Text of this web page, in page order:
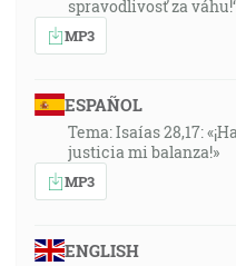
spravodlivosť za
MP3
ESPAÑOL
Tema: Isaías 28,17:
justicia mi balanza!»
MP3
ENGLISH